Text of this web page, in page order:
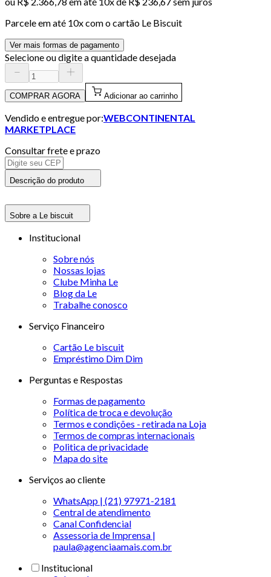
Parcele em até 10x com o cartão Le Biscuit
Ver mais formas de pagamento
Selecione ou digite a quantidade desejada
COMPRAR AGORA Adicionar ao carrinho
Vendido e entregue por:WEBCONTINENTAL
MARKETPLACE
Consultar frete e prazo
Descrição do produto
Sobre a Le biscuit
Institucional
Sobre nós
Nossas lojas
Clube Minha Le
Blog da Le
Trabalhe conosco
Serviço Financeiro
Cartão Le biscuit
Empréstimo Dim Dim
Perguntas e Respostas
Formas de pagamento
Política de troca e devolução
Termos e condições - retirada na Loja
Termos de compras internacionais
Politica de privacidade
Mapa do site
Serviços ao cliente
WhatsApp | (21) 97971-2181
Central de atendimento
Canal Confidencial
Assessoria de Imprensa |
paula@agenciaamais.com.br
Institucional